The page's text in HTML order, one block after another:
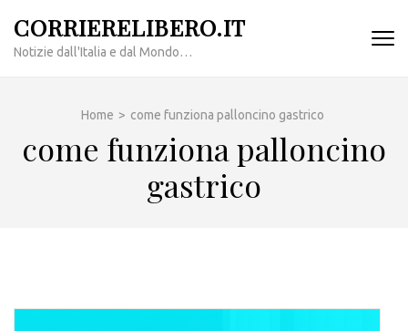
contenuto
CORRIERELIBERO.IT
Notizie dall'Italia e dal Mondo…
Home > come funziona palloncino gastrico
come funziona palloncino
gastrico